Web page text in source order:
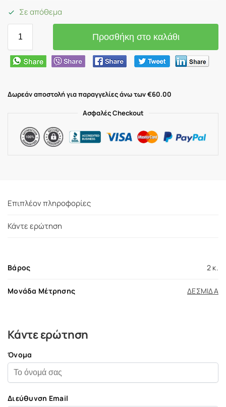
Σε απόθεμα
Προσθήκη στο καλάθι
Δωρεάν αποστολή για παραγγελίες άνω των €60.00
Ασφαλές Checkout
Επιπλέον πληροφορίες
Κάντε ερώτηση
Βάρος 2 κ.
Μονάδα Μέτρησης ΔΕΣΜΙΔΑ
Κάντε ερώτηση
Όνομα
Διεύθυνση Email